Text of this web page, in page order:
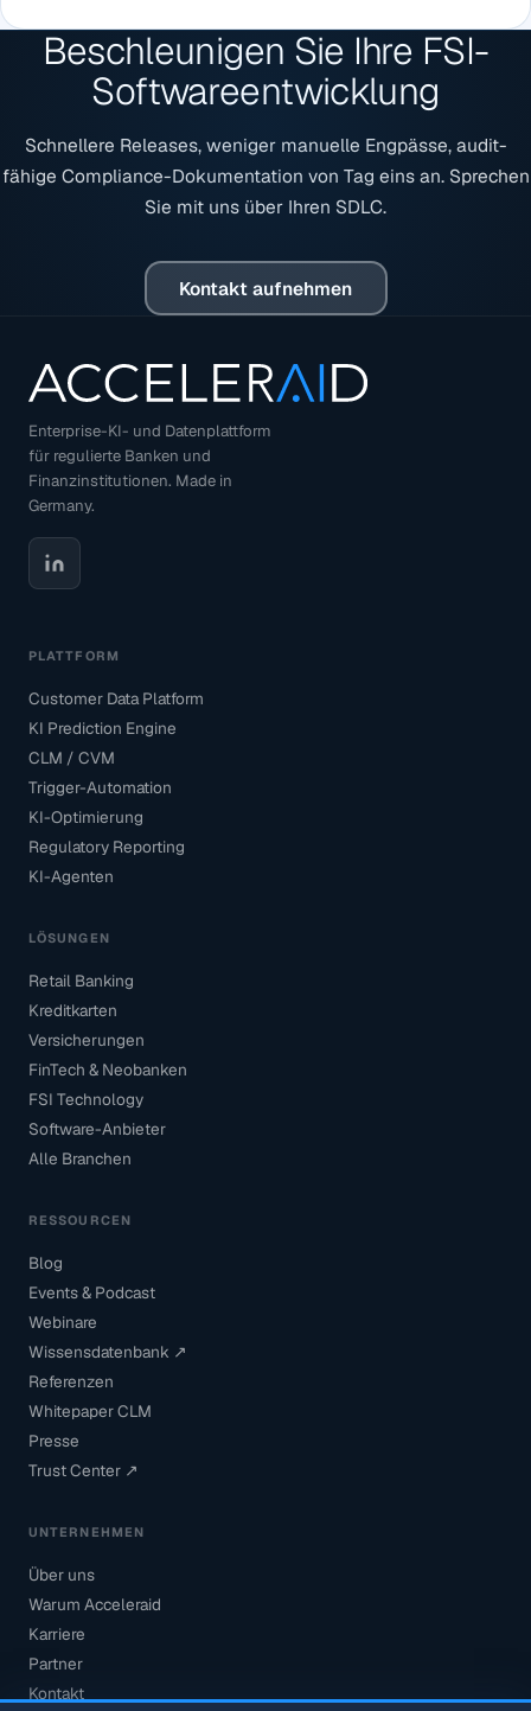
Beschleunigen Sie Ihre FSI-
Softwareentwicklung
Schnellere Releases, weniger manuelle Engpässe, audit-
fähige Compliance-Dokumentation von Tag eins an. Sprechen
Sie mit uns über Ihren SDLC.
Kontakt aufnehmen
Enterprise-KI- und Datenplattform
für regulierte Banken und
Finanzinstitutionen. Made in
Germany.
PLATTFORM
Customer Data Platform
KI Prediction Engine
CLM / CVM
Trigger-Automation
KI-Optimierung
Regulatory Reporting
KI-Agenten
LÖSUNGEN
Retail Banking
Kreditkarten
Versicherungen
FinTech & Neobanken
FSI Technology
Software-Anbieter
Alle Branchen
RESSOURCEN
Blog
Events & Podcast
Webinare
Wissensdatenbank ↗
Referenzen
Whitepaper CLM
Presse
Trust Center ↗
UNTERNEHMEN
Über uns
Warum Acceleraid
Karriere
Partner
Kontakt